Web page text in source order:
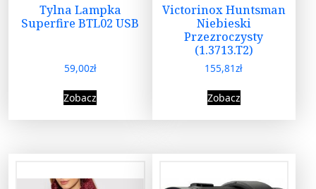
Tylna Lampka
Superfire BTL02 USB
59,00zł
Zobacz
Victorinox Huntsman
Niebieski
Przezroczysty
(1.3713.T2)
155,81zł
Zobacz